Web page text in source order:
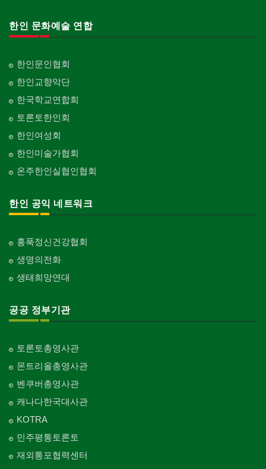
한인 문화예술 연합
한인문인협회
한인교향악단
한국학교연합회
토론토한인회
한인여성회
한인미술가협회
온주한인실협인협회
한인 공익 네트워크
홍푹정신건강협회
생명의전화
생태희망연대
공공 정부기관
토론토총영사관
몬트리올총영사관
벤쿠버총영사관
캐나다한국대사관
KOTRA
민주평통토론토
재외통포협력센터